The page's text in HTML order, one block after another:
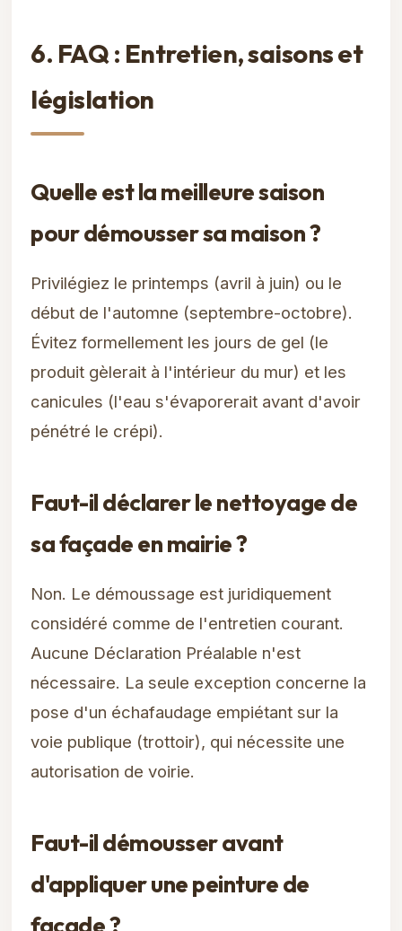
6. FAQ : Entretien, saisons et
législation
Quelle est la meilleure saison
pour démousser sa maison ?
Privilégiez le printemps (avril à juin) ou le
début de l'automne (septembre-octobre).
Évitez formellement les jours de gel (le
produit gèlerait à l'intérieur du mur) et les
canicules (l'eau s'évaporerait avant d'avoir
pénétré le crépi).
Faut-il déclarer le nettoyage de
sa façade en mairie ?
Non. Le démoussage est juridiquement
considéré comme de l'entretien courant.
Aucune Déclaration Préalable n'est
nécessaire. La seule exception concerne la
pose d'un échafaudage empiétant sur la
voie publique (trottoir), qui nécessite une
autorisation de voirie.
Faut-il démousser avant
d'appliquer une peinture de